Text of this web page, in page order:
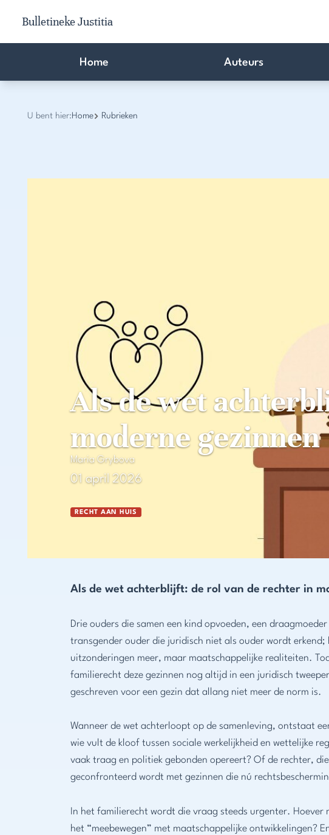
Bulletineke Justitia
Home Auteurs
U bent hier: Home Rubrieken
Als de wet
moderne gezinnen
Maria Grybova
01 april 2026
RECHT AAN HUIS
Als de wet achterblijft: de rol van de rechter in
Drie ouders die samen een kind opvoeden, een
transgender ouder die juridisch niet als ouder wordt erkend;
uitzonderingen meer, maar maatschappelijke realiteiten.
familierecht deze gezinnen nog altijd in een juridisch
geschreven voor een gezin dat allang niet meer de norm is.
Wanneer de wet achterloopt op de samenleving, ontstaat
wie vult de kloof tussen sociale werkelijkheid en wettelijke
vaak traag en politiek gebonden opereert? Of de rechter,
geconfronteerd wordt met gezinnen die nú
In het familierecht wordt die vraag steeds urgenter. Hoever
het “meebewegen” met maatschappelijke ontwikkelingen?